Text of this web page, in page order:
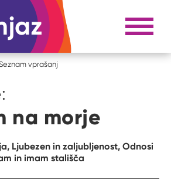
#to sem jaz Razpri
vprašanj
na morje
Ljubezen in zaljubljenost, Odnosi
in imam stališča